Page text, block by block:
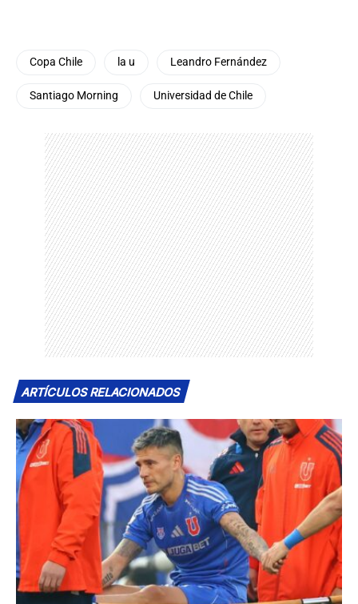
Copa Chile la u Leandro Fernández
Santiago Morning Universidad de Chile
ARTÍCULOS RELACIONADOS